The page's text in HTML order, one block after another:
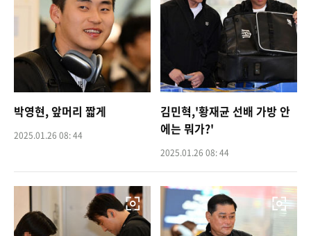
박영현, 앞머리 짧게
2025.01.26 08: 44
김민혁,'황재균 선배 가방 안
에는 뭐가?'
2025.01.26 08: 44